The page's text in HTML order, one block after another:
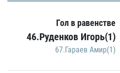
Гол в равенстве
46.Руденков Игорь(1)
67.Гараев Амир(1)